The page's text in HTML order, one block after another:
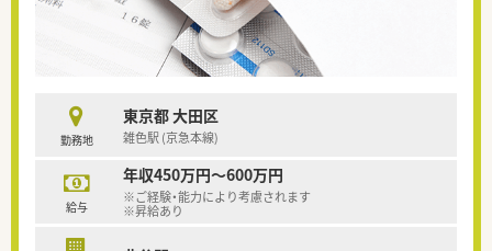
勤務地
東京都 大田区
雑色駅 (京急本線)
給与
年収450万円～600万円
※ご経験・能力により考慮されます
※昇給あり